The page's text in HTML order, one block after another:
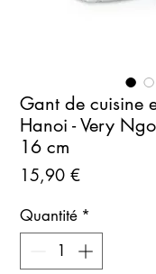
Gant de cuisine
Hanoi - Very
16 cm
15,90 €Prix
Quantité *